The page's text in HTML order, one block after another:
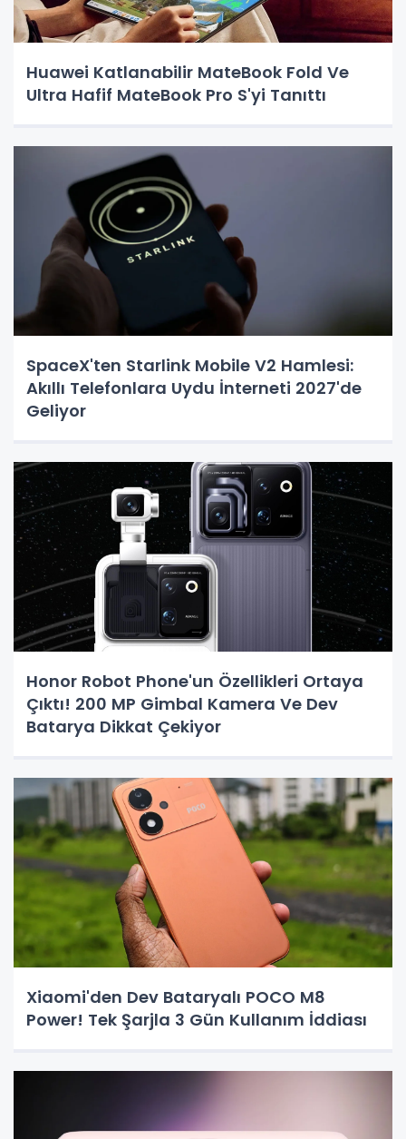
Huawei Katlanabilir MateBook Fold Ve
Ultra Hafif MateBook Pro S'yi Tanıttı
SpaceX'ten Starlink Mobile V2 Hamlesi:
Akıllı Telefonlara Uydu İnterneti 2027'de
Geliyor
Honor Robot Phone'un Özellikleri Ortaya
Çıktı! 200 MP Gimbal Kamera Ve Dev
Batarya Dikkat Çekiyor
Xiaomi'den Dev Bataryalı POCO M8
Power! Tek Şarjla 3 Gün Kullanım İddiası